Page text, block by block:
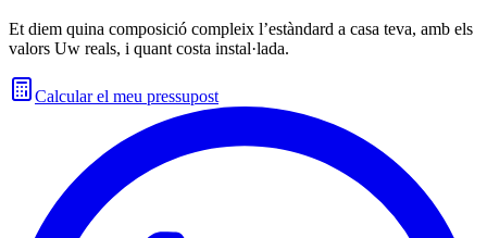
Et diem quina composició compleix l’estàndard a casa teva, amb els
valors Uw reals, i quant costa instal·lada.
Calcular el meu pressupost